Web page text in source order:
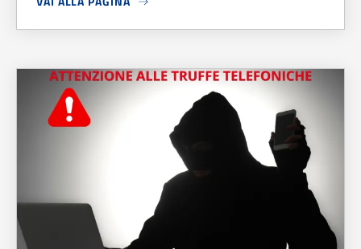
A PROPOSITO DISOSTENIBILITÀ E FILIERA CORTA,